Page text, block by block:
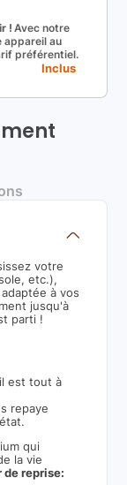
! Avec notre
appareil au
préférentiel.
Inclus
votre
etc.),
à vos
jusqu'à
parti !
est tout à
repaye
qui
la vie
de reprise: